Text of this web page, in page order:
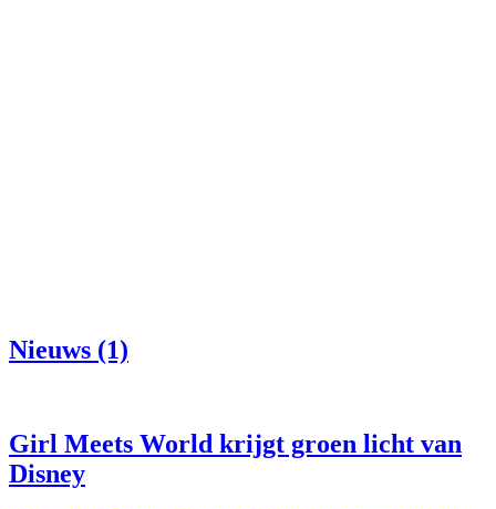
Nieuws (1)
Girl Meets World krijgt groen licht van
Disney